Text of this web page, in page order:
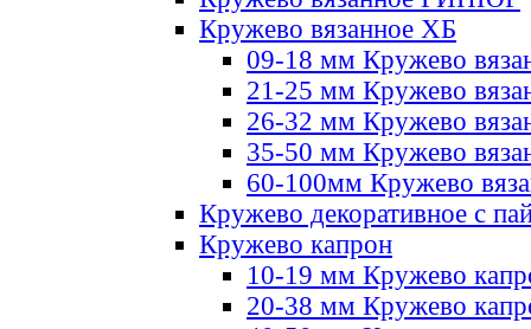
Кружево вязанное ХБ
09-18 мм Кружево
21-25 мм Кружево
26-32 мм Кружево
35-50 мм Кружево
60-100мм Кружево
Кружево декоративное с
Кружево капрон
10-19 мм Кружево
20-38 мм Кружево